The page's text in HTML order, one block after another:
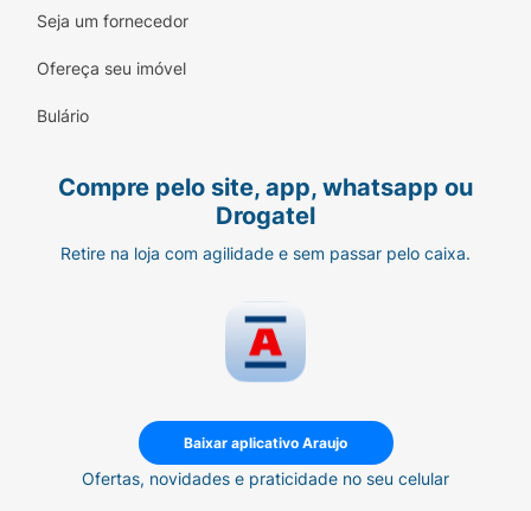
Seja um fornecedor
Ofereça seu imóvel
Bulário
Compre pelo site, app, whatsapp ou
Drogatel
Retire na loja com agilidade e sem passar pelo caixa.
Baixar aplicativo Araujo
Ofertas, novidades e praticidade no seu celular